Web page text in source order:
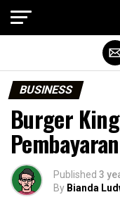
BUSINESS
Burger
Published 3
By Bianda